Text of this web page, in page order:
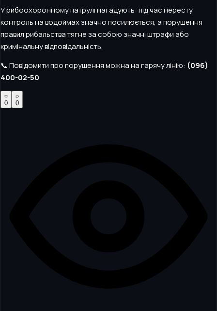
У рибоохоронному патрулі нагадують: під час нересту
контроль на водоймах значно посилюється, а порушення
правил рибальства тягне за собою значні штрафи або
кримінальну відповідальність.
📞 Повідомити про порушення можна на гарячу лінію: (096)
400-02-50
0 0